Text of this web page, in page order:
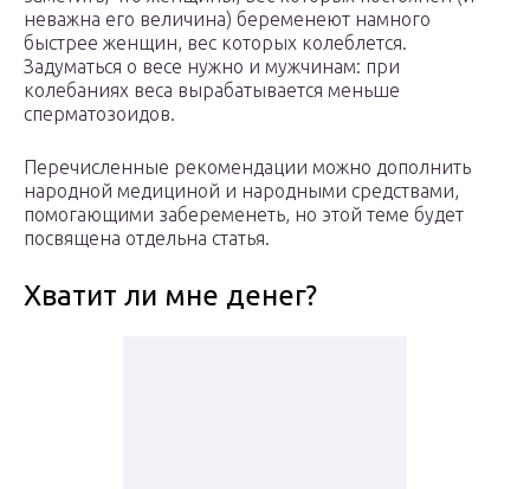
неважна его величина) беременеют намного
быстрее женщин, вес которых колеблется.
Задуматься о весе нужно и мужчинам: при
колебаниях веса вырабатывается меньше
сперматозоидов.
Перечисленные рекомендации можно дополнить
народной медициной и народными средствами,
помогающими забеременеть, но этой теме будет
посвящена отдельна статья.
Хватит ли мне денег?